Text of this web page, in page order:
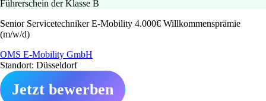
Führerschein der Klasse B
Senior Servicetechniker E-Mobility 4.000€ Willkommensprämie
(m/w/d)
OMS E-Mobility GmbH
Standort: Düsseldorf
Jetzt bewerben